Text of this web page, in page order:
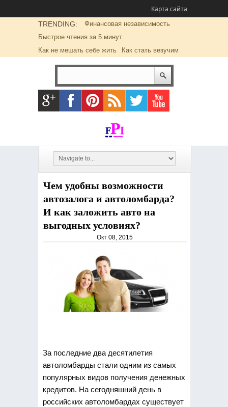
Карта сайта
TRENDING:
Финансовая независимость
Быстрое чтения за 5 минут
Как не мешать себе жить
Как стать везучим
Чем удобны возможности
автозалога и автоломбарда?
И как заложить авто на
выгодных условиях?
Окт 08, 2015
За последние два десятилетия
автоломбарды стали одним из самых
популярных видов получения денежных
кредитов. На сегодняшний день в
российских автоломбардах существует